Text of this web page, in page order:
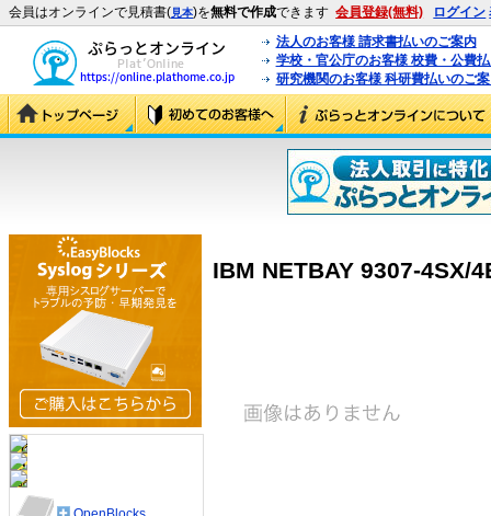
会員はオンラインで見積書(見本)を無料で作成できます 会員登録(無料) ログイン
法人のお客様 請求書払いのご案内
学校・官公庁のお客様 校費・公費
研究機関のお客様 科研費払いのご
IBM NETBAY 9307-4SX/